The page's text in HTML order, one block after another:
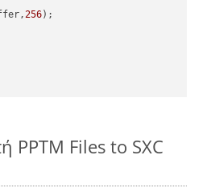
256);
PPTM Files to SXC